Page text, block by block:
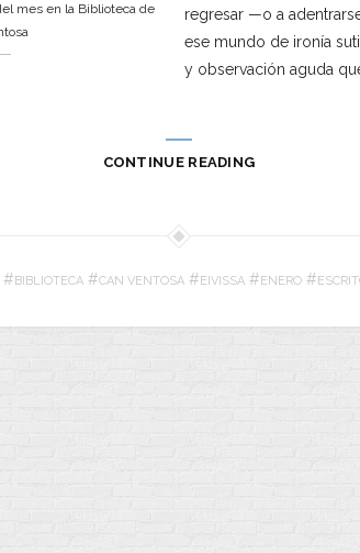
mes en la Biblioteca de
regresar —o a
ese mundo de ironía
y observación aguda
CONTINUE READING
#BIBLIOTECA #CAN VENTOSA #EIVISSA #ENERO #